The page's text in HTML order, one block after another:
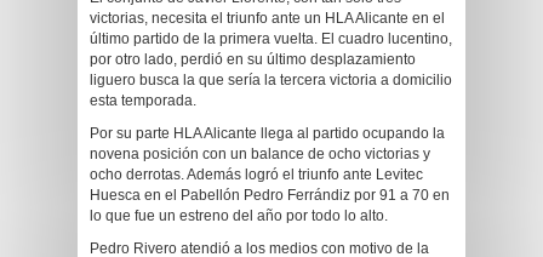
victorias, necesita el triunfo ante un HLA Alicante en el
último partido de la primera vuelta. El cuadro lucentino,
por otro lado, perdió en su último desplazamiento
liguero busca la que sería la tercera victoria a domicilio
esta temporada.
Por su parte HLA Alicante llega al partido ocupando la
novena posición con un balance de ocho victorias y
ocho derrotas. Además logró el triunfo ante Levitec
Huesca en el Pabellón Pedro Ferrándiz por 91 a 70 en
lo que fue un estreno del año por todo lo alto.
Pedro Rivero atendió a los medios con motivo de la